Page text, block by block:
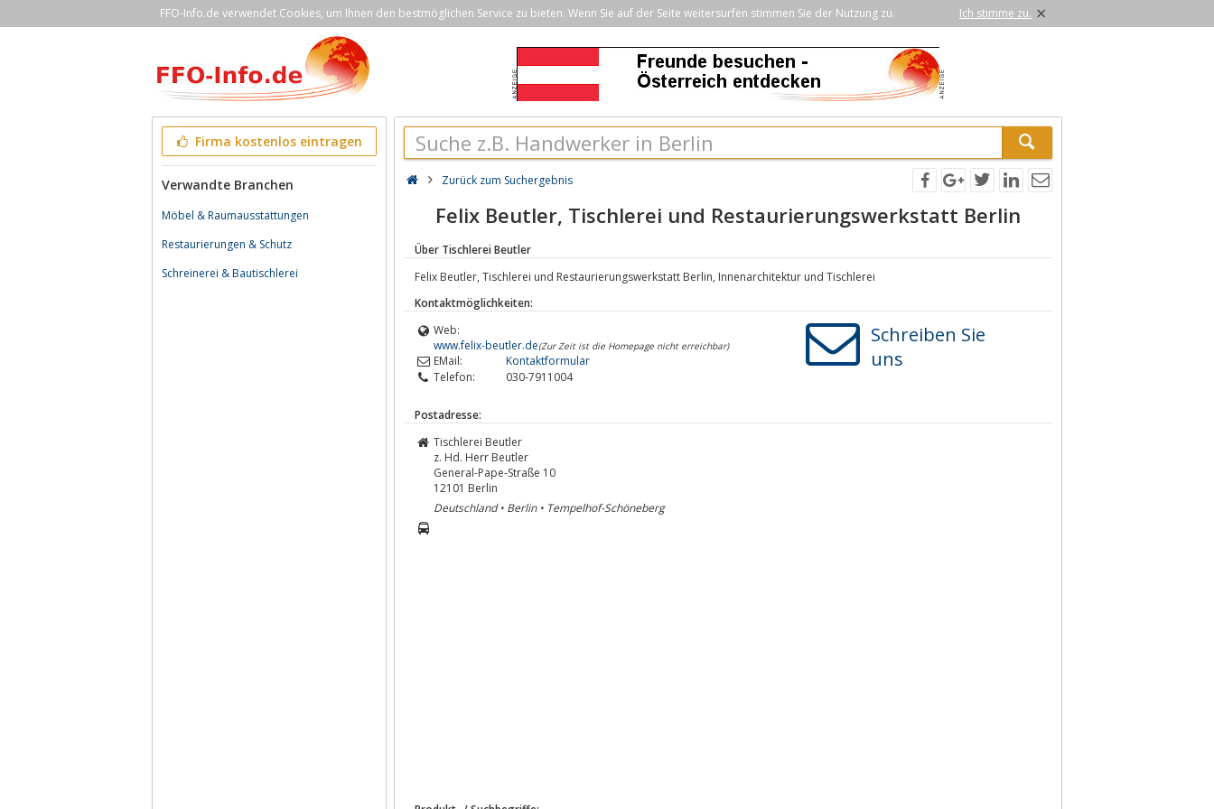
FFO-Info.de verwendet Cookies, um Ihnen den bestmöglichen Service zu bieten. Wenn Sie auf der Seite weitersurfen stimmen Sie der Nutzung zu. Ich stimme zu. ×
Firma kostenlos eintragen
Verwandte Branchen
Möbel & Raumausstattungen
Restaurierungen & Schutz
Schreinerei & Bautischlerei
Zurück zum Suchergebnis
Felix Beutler, Tischlerei und Restaurierungswerkstatt Berlin
Über Tischlerei Beutler
Felix Beutler, Tischlerei und Restaurierungswerkstatt Berlin, Innenarchitektur und Tischlerei
Kontaktmöglichkeiten:
Web:
www.felix-beutler.de(Zur Zeit ist die Homepage nicht erreichbar)
EMail:
Kontaktformular
Telefon:
030-7911004
Schreiben Sie
uns
Postadresse:
Tischlerei Beutler
z. Hd. Herr Beutler
General-Pape-Straße 10
12101 Berlin
Deutschland • Berlin • Tempelhof-Schöneberg